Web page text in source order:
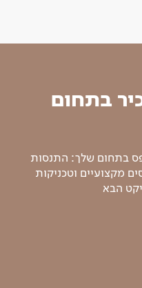
בתחום
בתחום שלך: התנסות
מקצועיים וטכניקות
הבא